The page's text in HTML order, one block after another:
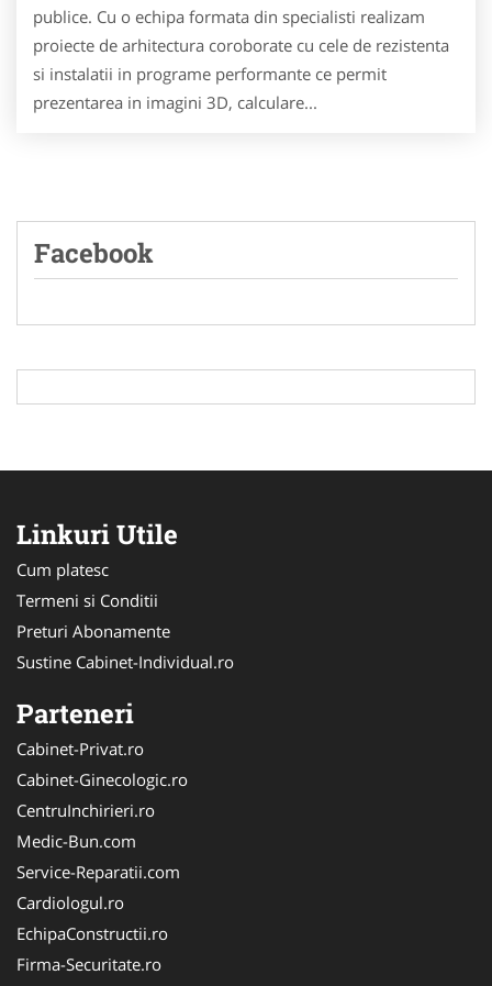
publice. Cu o echipa formata din specialisti realizam
proiecte de arhitectura coroborate cu cele de rezistenta
si instalatii in programe performante ce permit
prezentarea in imagini 3D, calculare...
Facebook
Linkuri Utile
Cum platesc
Termeni si Conditii
Preturi Abonamente
Sustine Cabinet-Individual.ro
Parteneri
Cabinet-Privat.ro
Cabinet-Ginecologic.ro
CentruInchirieri.ro
Medic-Bun.com
Service-Reparatii.com
Cardiologul.ro
EchipaConstructii.ro
Firma-Securitate.ro